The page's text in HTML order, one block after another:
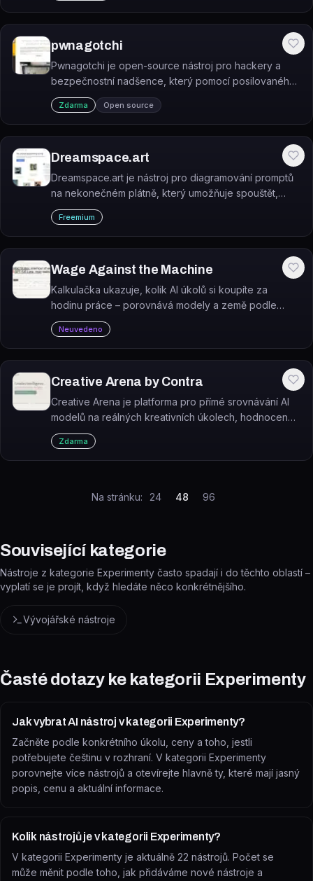
pwnagotchi
Pwnagotchi je open-source nástroj pro hackery a
bezpečnostní nadšence, který pomocí posilovaného
učení automaticky sbírá WPA handshake z WiFi sítí.
Zdarma Open source
Dreamspace.art
Dreamspace.art je nástroj pro diagramování promptů
na nekonečném plátně, který umožňuje spouštět,
porovnávat a řetězit výstupy velkých jazykových
modelů.
Freemium
Wage Against the Machine
Kalkulačka ukazuje, kolik AI úkolů si koupíte za
hodinu práce – porovnává modely a země podle
průměrné mzdy.
Neuvedeno
Creative Arena by Contra
Creative Arena je platforma pro přímé srovnávání AI
modelů na reálných kreativních úkolech, hodnocené
sítí ověřených kreativních profesionálů.
Zdarma
Na stránku: 24 48 96
Související kategorie
Nástroje z kategorie Experimenty často spadají i do těchto oblastí –
vyplatí se je projít, když hledáte něco konkrétnějšího.
Vývojářské nástroje
Časté dotazy ke kategorii Experimenty
Jak vybrat AI nástroj v kategorii Experimenty?
Začněte podle konkrétního úkolu, ceny a toho, jestli
potřebujete češtinu v rozhraní. V kategorii Experimenty
porovnejte více nástrojů a otevírejte hlavně ty, které mají jasný
popis, cenu a aktuální informace.
Kolik nástrojů je v kategorii Experimenty?
V kategorii Experimenty je aktuálně 22 nástrojů. Počet se
může měnit podle toho, jak přidáváme nové nástroje a